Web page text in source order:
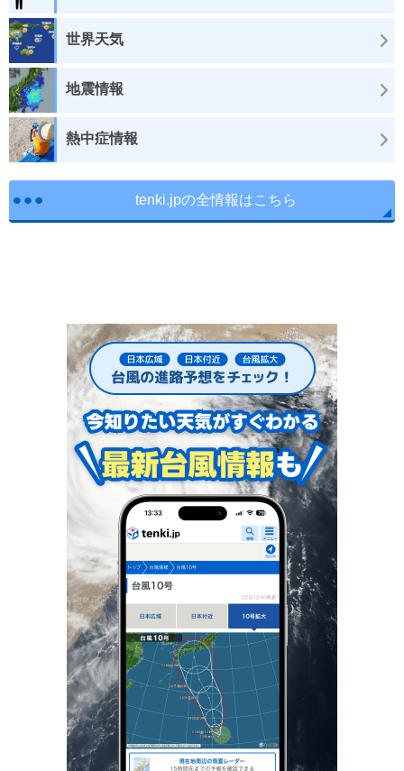
世界天気
地震情報
熱中症情報
tenki.jpの全情報はこちら